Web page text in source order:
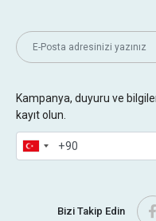
Kampanya, duyuru ve
kayıt olun.
Bizi Takip Edin